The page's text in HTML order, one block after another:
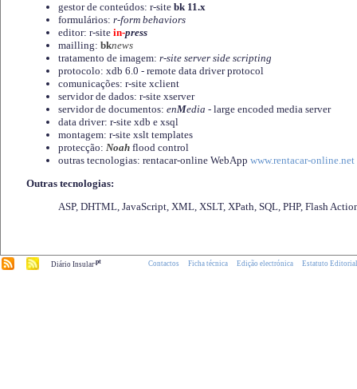
gestor de conteúdos: r-site bk 11.x
formulários: r-form behaviors
editor: r-site in-press
mailling: bknews
tratamento de imagem: r-site server side scripting
protocolo: xdb 6.0 - remote data driver protocol
comunicações: r-site xclient
servidor de dados: r-site xserver
servidor de documentos: enMedia - large encoded media server
data driver: r-site xdb e xsql
montagem: r-site xslt templates
protecção: Noah flood control
outras tecnologias: rentacar-online WebApp www.rentacar-online.net
Outras tecnologias:
ASP, DHTML, JavaScript, XML, XSLT, XPath, SQL, PHP, Flash
Diário Insular.pt Contactos Ficha técnica Edição electrónica Estatuto Editorial